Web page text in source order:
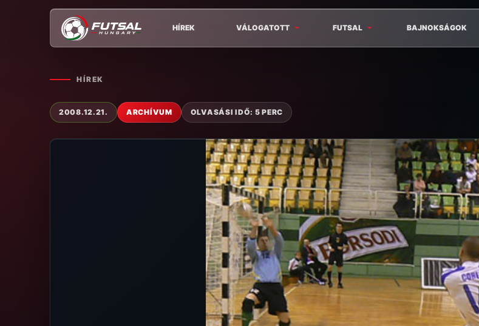
HÍREK VÁLOGATOTT FUTSAL BAJNOKSÁGOK
HÍREK
2008.12.21. ARCHÍVUM OLVASÁSI IDŐ: 5 PERC